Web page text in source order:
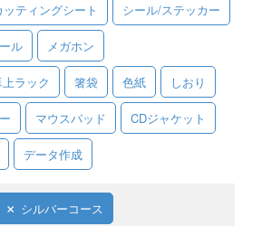
せ
ッティングシート シール/ステッカー
ル メガホン
ラック 箸袋 色紙 しおり
マウスパッド CDジャケット
データ作成
シルバーコース